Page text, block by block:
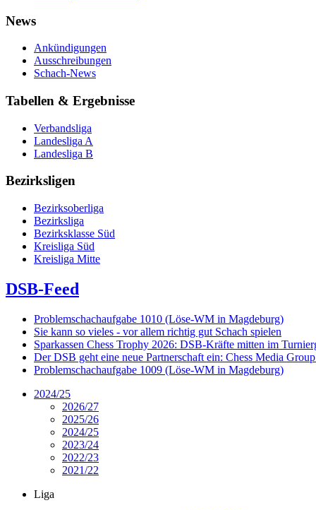
News
Ankündigungen
Ausschreibungen
Schach-News
Tabellen & Ergebnisse
Verbandsliga
Landesliga A
Landesliga B
Bezirksligen
Bezirksoberliga
Bezirksliga
Bezirksklasse Süd
Kreisliga Süd
Kreisliga Mitte
DSB-Feed
Problemschachaufgabe 1010 (Löse-WM in Magdeburg)
Sie kann so vieles - vor allem richtig gut Schach spielen
Sparkassen Chess Trophy 2026: DSB-Kräfte mitten im
Der DSB geht eine neue Partnerschaft ein: Chess Media
Problemschachaufgabe 1009 (Löse-WM in Magdeburg)
2024/25
2026/27
2025/26
2024/25
2023/24
2022/23
2021/22
Liga